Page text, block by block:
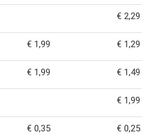
€ 2,29
€ 1,99 € 1,29
€ 1,99 € 1,49
€ 1,99
€ 0,35 € 0,25